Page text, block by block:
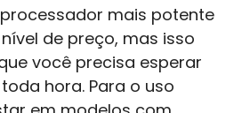
mais potente
de preço, mas isso
você precisa esperar
hora. Para o uso